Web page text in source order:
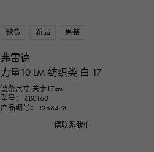
缺货 新品 男装
弗雷德
力量10 LM 纺织类 白 17
链条尺寸:关于17cm
型号： 6B0160
产品编号： J268478
请联系我们